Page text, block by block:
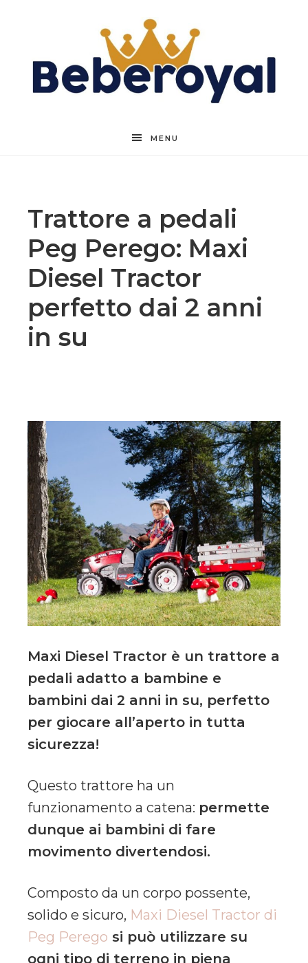
Beberoyal
MENU
Trattore a pedali
Peg Perego: Maxi
Diesel Tractor
perfetto dai 2 anni
in su
Maxi Diesel Tractor è un trattore a
pedali adatto a bambine e
bambini dai 2 anni in su, perfetto
per giocare all’aperto in tutta
sicurezza!
Questo trattore ha un
funzionamento a catena: permette
dunque ai bambini di fare
movimento divertendosi.
Composto da un corpo possente,
solido e sicuro, Maxi Diesel Tractor di
Peg Perego si può utilizzare su
ogni tipo di terreno in piena